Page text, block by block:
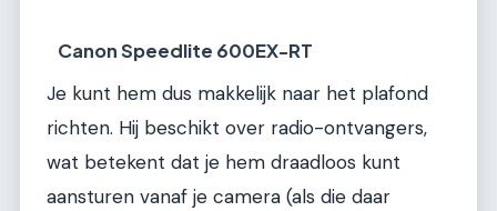
Canon Speedlite 600EX-RT
Je kunt hem dus makkelijk naar het plafond
richten. Hij beschikt over radio-ontvangers,
wat betekent dat je hem draadloos kunt
aansturen vanaf je camera (als die daar